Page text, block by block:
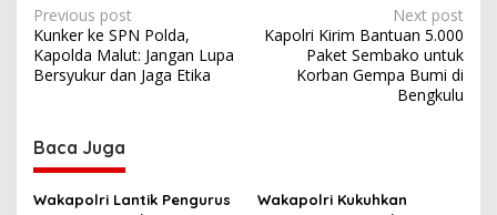
P
o
s
n
a
v
Previous post
Kunker ke SPN Polda,
Kapolda Malut: Jangan Lupa
Bersyukur dan Jaga Etika
Next post
Kapolri Kirim Bantuan 5.000
Paket Sembako untuk
Korban Gempa Bumi di
Bengkulu
Baca Juga
Wakapolri Lantik Pengurus
Wakapolri Kukuhkan